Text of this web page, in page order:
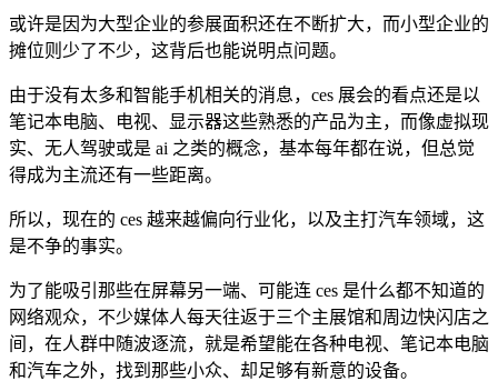
或许是因为大型企业的参展面积还在不断扩大，而小型企业的
摊位则少了不少，这背后也能说明点问题。
由于没有太多和智能手机相关的消息，ces 展会的看点还是以
笔记本电脑、电视、显示器这些熟悉的产品为主，而像虚拟现
实、无人驾驶或是 ai 之类的概念，基本每年都在说，但总觉
得成为主流还有一些距离。
所以，现在的 ces 越来越偏向行业化，以及主打汽车领域，这
是不争的事实。
为了能吸引那些在屏幕另一端、可能连 ces 是什么都不知道的
网络观众，不少媒体人每天往返于三个主展馆和周边快闪店之
间，在人群中随波逐流，就是希望能在各种电视、笔记本电脑
和汽车之外，找到那些小众、却足够有新意的设备。